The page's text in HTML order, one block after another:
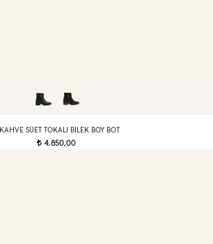
KAHVE SÜET TOKALI BILEK BOY BOT
t 4.850,00